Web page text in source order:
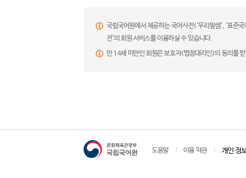
국립국어원에서 제공하는 국어사전(‘우리말샘’, ‘표준
전’의 회원 서비스를 이용하실 수 있습니다.
만 14세 미만인 회원은 보호자(법정대리인)의 동의를
도움말 이용 약관 개인 정